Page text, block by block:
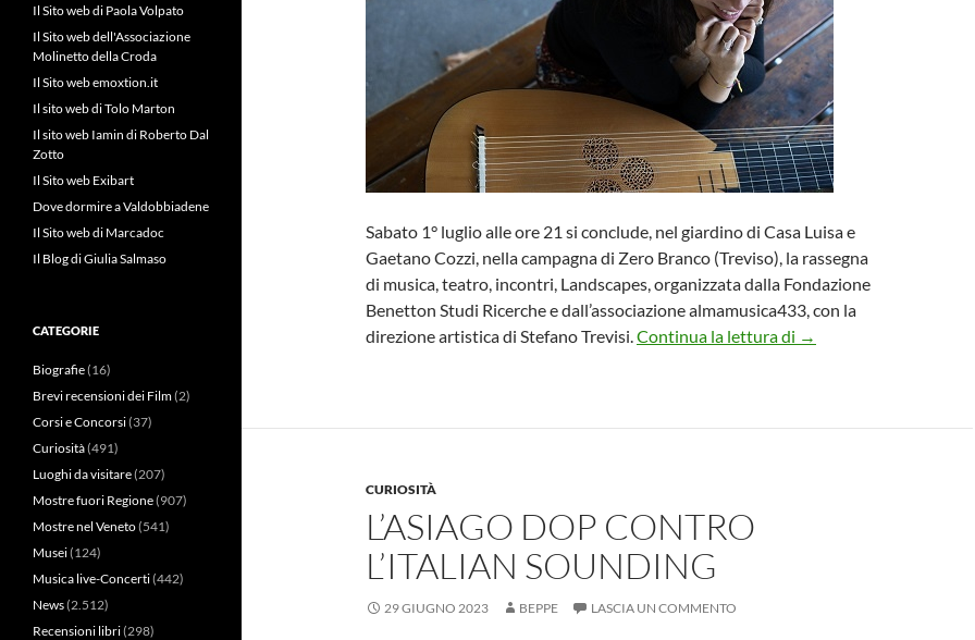
Sabato 1° luglio alle ore 21 si conclude, nel giardino di Casa Luisa e
Gaetano Cozzi, nella campagna di Zero Branco (Treviso), la rassegna
di musica, teatro, incontri, Landscapes, organizzata dalla Fondazione
Benetton Studi Ricerche e dall’associazione almamusica433, con la
direzione artistica di Stefano Trevisi.Continua la lettura di Concerto Verde
→
CURIOSITÀ
L’ASIAGO DOP CONTRO
L’ITALIAN SOUNDING
29 GIUGNO 2023 BEPPE LASCIA UN COMMENTO
Il Sito web di Paola Volpato
Il Sito web dell'Associazione
Molinetto della Croda
Il Sito web emoxtion.it
Il sito web di Tolo Marton
Il sito web Iamin di Roberto Dal
Zotto
Il Sito web Exibart
Dove dormire a Valdobbiadene
Il Sito web di Marcadoc
Il Blog di Giulia Salmaso
CATEGORIE
Biografie(16)
Brevi recensioni dei Film(2)
Corsi e Concorsi(37)
Curiosità(491)
Luoghi da visitare(207)
Mostre fuori Regione(907)
Mostre nel Veneto(541)
Musei(124)
Musica live-Concerti(442)
News(2.512)
Recensioni libri(298)